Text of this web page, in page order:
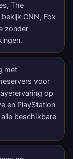
The
CNN, Fox
zonder
met
voor
op
en PlayStation
beschikbare